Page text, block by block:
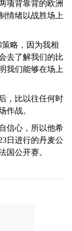
项背靠背的欧洲
情绪以战胜场上
略，因为我相
去了解我们的比
我们能够在场上
，比以往任何时
作战。
信心，所以他希
日进行的丹麦公
国公开赛。